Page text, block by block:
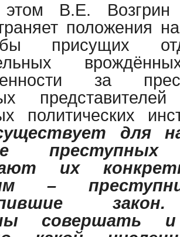
В.Е. Возгрин
положения
присущих
за
политических
для
их
–
совершать